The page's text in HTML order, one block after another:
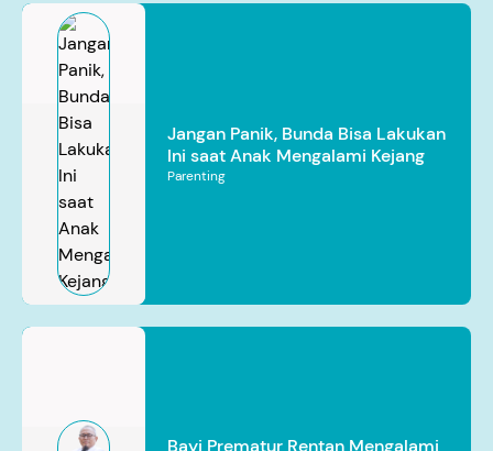
Jangan Panik, Bunda Bisa Lakukan
Ini saat Anak Mengalami Kejang
Parenting
Bayi Prematur Rentan Mengalami